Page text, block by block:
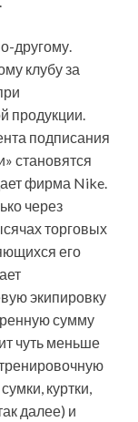
другому.
клубу за
продукции.
подписания
становятся
фирма Nike.
через
торговых
его
экипировку
сумму
чуть меньше
куртки,
далее) и